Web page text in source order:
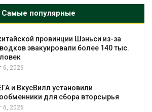
Самые популярные
провинции Шэньси из-за
эвакуировали более 140 тыс.
6, 2026
и ВкусВилл установили
для сбора вторсырья
6, 2026